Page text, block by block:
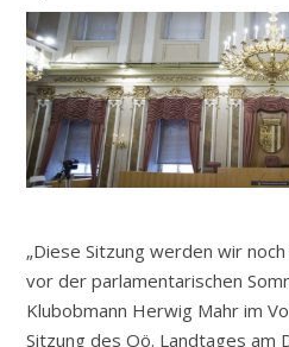
„Diese Sitzung werden wir
vor der parlamentarischen
Klubobmann Herwig Mahr im
Sitzung des Oö. Landtages am